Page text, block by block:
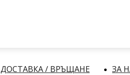
ДОСТАВКА / ВРЪЩАНЕ ЗА